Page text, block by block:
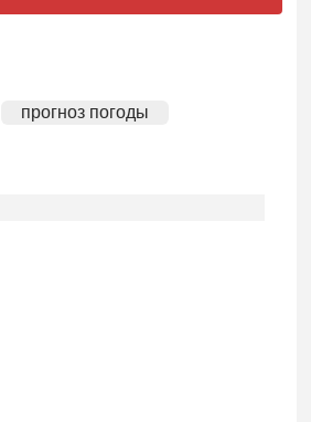
прогноз погоды